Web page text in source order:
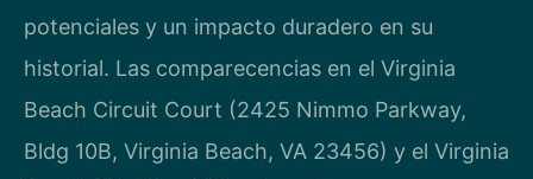
potenciales y un impacto duradero en su
historial. Las comparecencias en el Virginia
Beach Circuit Court (2425 Nimmo Parkway,
Bldg 10B, Virginia Beach, VA 23456) y el Virginia